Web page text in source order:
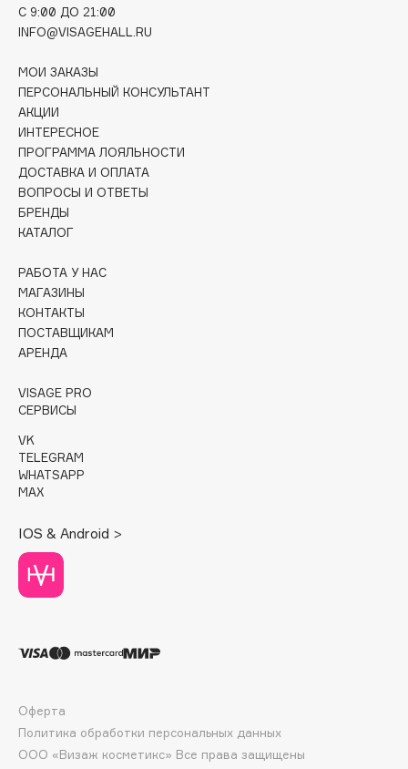
Dior
Divage
Dolce & Gabbana
Dolomit
Dorco
Dr. Vranjes Firenze
Dr.Althea
Dr.Ceuracle
DSD de Luxe
Dyson
E
Eat My
Ecotools
EGG
Eigshow
Elemis
Elian Russia
EMBRACE Haircare
Enough
EpilProfi
Erborian
C 9:00 ДО 21:00
INFO@VISAGEHALL.RU
МОИ ЗАКАЗЫ
ПЕРСОНАЛЬНЫЙ КОНСУЛЬТАНТ
АКЦИИ
ИНТЕРЕСНОЕ
ПРОГРАММА ЛОЯЛЬНОСТИ
ДОСТАВКА И ОПЛАТА
ВОПРОСЫ И ОТВЕТЫ
БРЕНДЫ
КАТАЛОГ
РАБОТА У НАС
МАГАЗИНЫ
КОНТАКТЫ
ПОСТАВЩИКАМ
АРЕНДА
VISAGE PRO
СЕРВИСЫ
VK
TELEGRAM
WHATSAPP
MAX
IOS & Android >
ООО «Визаж косметикс» Все права защищены
Оферта
Политика обработки персональных данных